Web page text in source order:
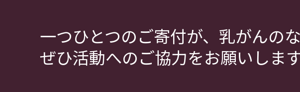
一つひとつのご寄付が、乳がんの
ぜひ活動へのご協力をお願いします